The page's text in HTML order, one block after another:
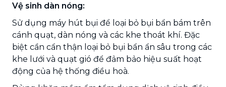
Vệ sinh dàn nóng:
Sử dụng máy hút bụi để loại bỏ bụi bẩn bám trên
cánh quạt, dàn nóng và các khe thoát khí. Đặc
biệt cần cẩn thận loại bỏ bụi bẩn ẩn sâu trong các
khe lưới và quạt gió để đảm bảo hiệu suất hoạt
động của hệ thống điều hoà.